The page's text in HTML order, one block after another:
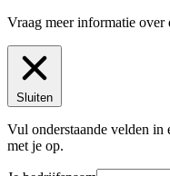
Vraag meer informatie over
Sluiten
Vul onderstaande velden
met je op.